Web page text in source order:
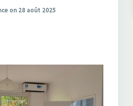
on 28 août 2025